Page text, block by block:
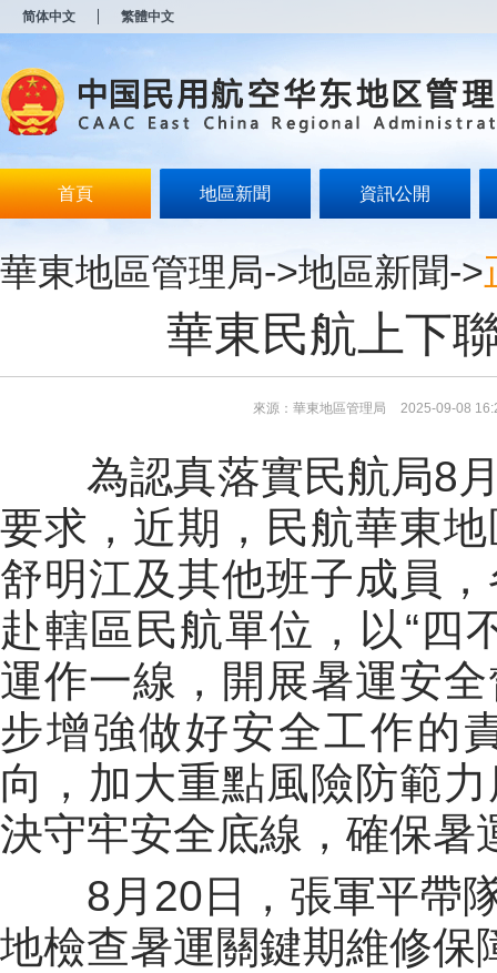
简体中文 繁體中文
首頁 地區新聞 資訊公開
華東地區管理局->地區新聞->
華東民航上下
來源：華東地區管理局 2025-09-08
為認真落實民航局8月
要求，近期，民航華東
舒明江及其他班子成員
赴轄區民航單位，以“四
運作一線，開展暑運安
步增強做好安全工作的
向，加大重點風險防範
決守牢安全底線，確保暑
8月20日，張軍平帶隊
地檢查暑運關鍵期維修保
开
无
障
说
明
Alt
加